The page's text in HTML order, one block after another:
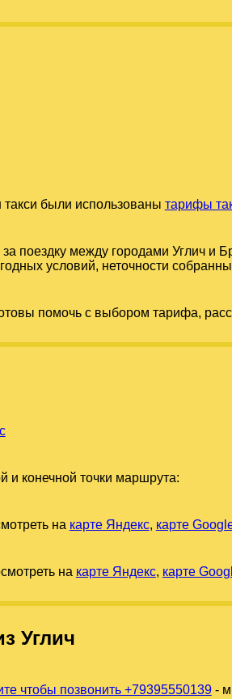
были использованы тарифы
поездку между городами Угличи
условий, неточности
помочь с выбором тарифа,
и конечной точки маршрута:
на карте Яндекс, карте
на карте Яндекс, карте
Углич
чтобы позвонить +79395550139-